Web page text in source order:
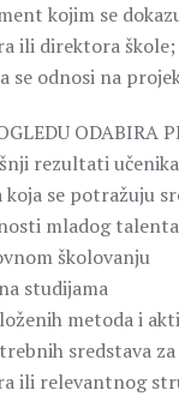
kojim se
ili direktora škole;
se odnosi na
ODABIRA
rezultati
koja se potražuju
mladog
školovanju
studijama
metoda i
sredstava
ili relevantnog